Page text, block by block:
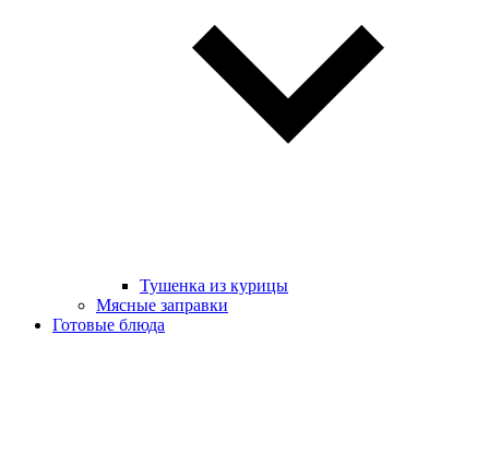
Тушенка из курицы
Мясные заправки
Готовые блюда